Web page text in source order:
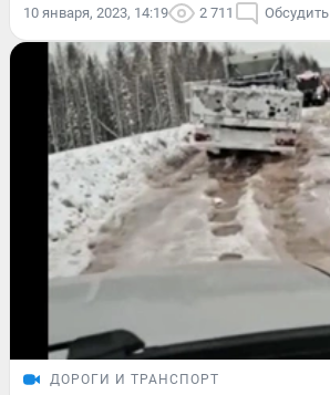
10 января, 2023, 14:19 2 711 Обсудить
ДОРОГИ И ТРАНСПОРТ